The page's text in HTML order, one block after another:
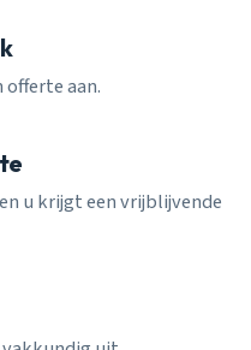
aan.
u krijgt een vrijblijvende